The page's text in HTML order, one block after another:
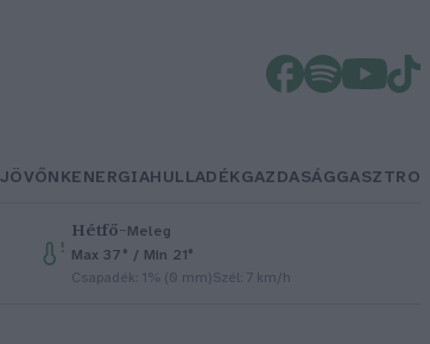
JÖVŐNKENERGIAHULLADÉKGAZDASÁGGASZTRO
Hétfő–Meleg
Max 37° / Min 21°
Csapadék: 1% (0 mm)Szél: 7 km/h